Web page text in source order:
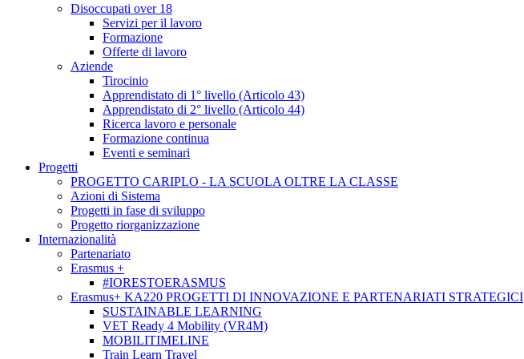
Disoccupati over 18
Servizi per il lavoro
Formazione
Offerte di lavoro
Aziende
Tirocinio
Apprendistato di 1° livello (Articolo 43)
Apprendistato di 2° livello (Articolo 44)
Ricerca lavoro e personale
Formazione continua
Eventi e seminari
Progetti
PROGETTO CARIPLO - LA SCUOLA OLTRE LA CLASSE
Azioni di Sistema
Progetti in fase di sviluppo
Progetto riorganizzazione
Internazionalità
Partenariato
Erasmus +
#IORESTOERASMUS
Erasmus+ KA220 PROGETTI DI INNOVAZIONE E PARTENARIATI STRATEGICI
SUSTAINABLE LEARNING
VET Ready 4 Mobility (VR4M)
MOBILITIMELINE
Train Learn Travel